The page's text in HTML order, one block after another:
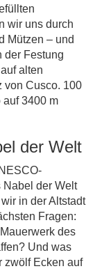
wir uns durch
Mützen – und
der Festung
alten
von Cusco. 100
auf 3400 m
der Welt
Nabel der Welt
in der Altstadt
Fragen:
des
Und was
zwölf Ecken auf